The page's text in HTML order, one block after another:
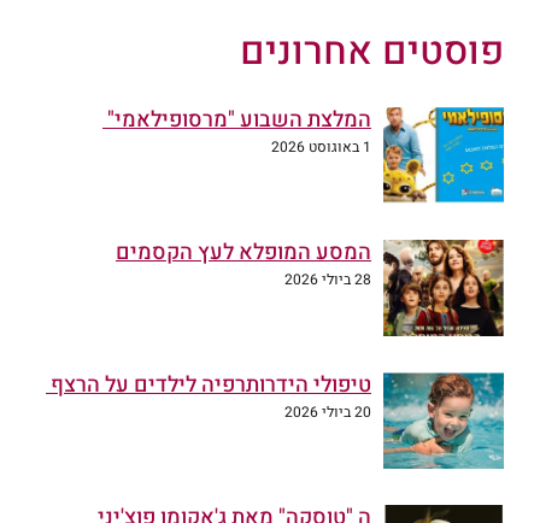
פוסטים אחרונים
המלצת השבוע "מרסופילאמי"
1 באוגוסט 2026
המסע המופלא לעץ הקסמים
28 ביולי 2026
טיפולי הידרותרפיה לילדים על הרצף
20 ביולי 2026